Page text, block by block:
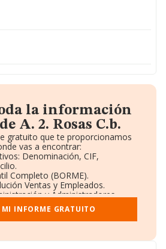
la información
A. 2. Rosas C.b.
gratuito que te proporcionamos
vas a encontrar:
Denominación, CIF,
Completo (BORME).
Ventas y Empleados.
y Administradores.
Vinculaciones en otras empresas.
y registral complementaria.
MI INFORME GRATUITO